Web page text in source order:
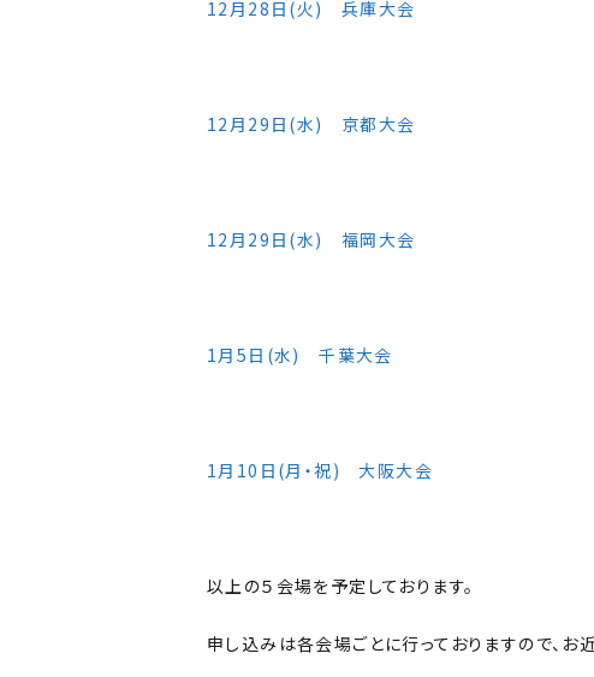
12月28日(火) 兵庫大会
12月29日(水) 京都大会
12月29日(水) 福岡大会
1月5日(水) 千葉大会
1月10日(月・祝) 大阪大会
以上の５会場を予定しております。
申し込みは各会場ごとに行っておりますので、お